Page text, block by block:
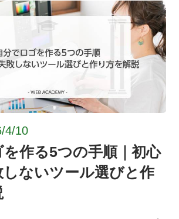
4/10
を作る5つの手順｜初心
ないツール選びと作